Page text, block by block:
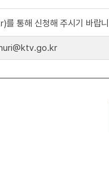
통해 신청해 주시기 바랍